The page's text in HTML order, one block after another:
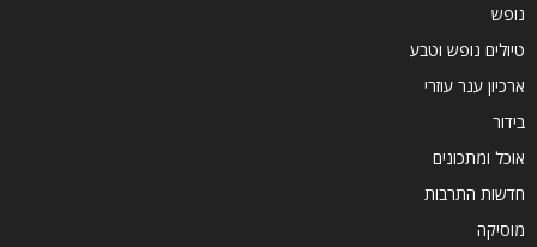
נופש
טיולים נופש וטבע
ארכיון ענר עוזרי
בידור
אוכל ומתכונים
חדשות התרבות
מוסיקה